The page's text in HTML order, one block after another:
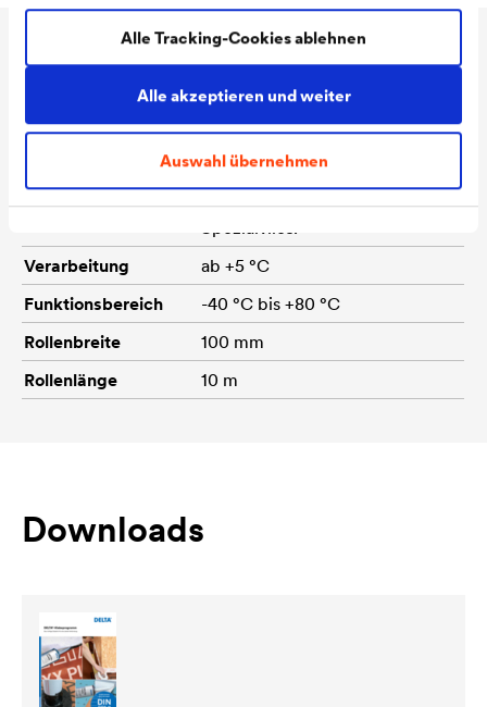
Alle akzeptieren und weiter
Auswahl übernehmen
Alle Tracking-Cookies ablehnen
Technische Daten
Dehnfähiger Butyl-
Kautschukkleber auf
Verarbeitung
ab +5 °C
Funktionsbereich
-40 °C bis +80 °C
Rollenbreite
100 mm
Rollenlänge
10 m
Downloads